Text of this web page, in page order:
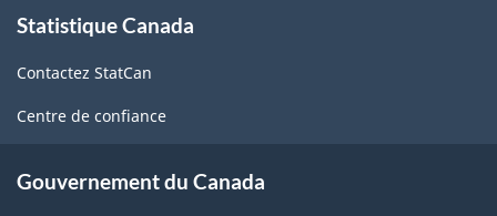
propos
ce
site
Statistique Canada
Contactez StatCan
Centre de confiance
Gouvernement du Canada